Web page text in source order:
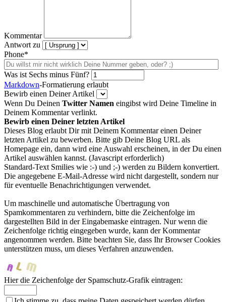
Kommentar
Antwort zu
Phone*
Was ist Sechs minus Fünf?
Markdown-Formatierung erlaubt
Bewirb einen Deiner Artikel
Wenn Du Deinen Twitter Namen eingibst wird Deine Timeline in
Deinem Kommentar verlinkt.
Bewirb einen Deiner letzten Artikel
Dieses Blog erlaubt Dir mit Deinem Kommentar einen Deiner
letzten Artikel zu bewerben. Bitte gib Deine Blog URL als
Homepage ein, dann wird eine Auswahl erscheinen, in der Du einen
Artikel auswählen kannst. (Javascript erforderlich)
Standard-Text Smilies wie :-) und ;-) werden zu Bildern konvertiert.
Die angegebene E-Mail-Adresse wird nicht dargestellt, sondern nur
für eventuelle Benachrichtigungen verwendet.
Um maschinelle und automatische Übertragung von
Spamkommentaren zu verhindern, bitte die Zeichenfolge im
dargestellten Bild in der Eingabemaske eintragen. Nur wenn die
Zeichenfolge richtig eingegeben wurde, kann der Kommentar
angenommen werden. Bitte beachten Sie, dass Ihr Browser Cookies
unterstützen muss, um dieses Verfahren anzuwenden.
Hier die Zeichenfolge der Spamschutz-Grafik eintragen: